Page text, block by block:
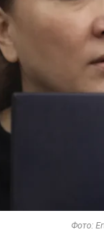
Фото: